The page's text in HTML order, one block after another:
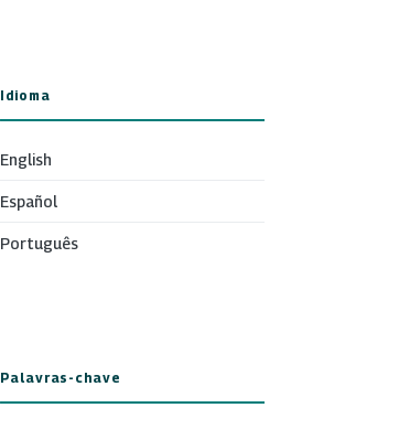
Idioma
English
Español
Português
Palavras-chave